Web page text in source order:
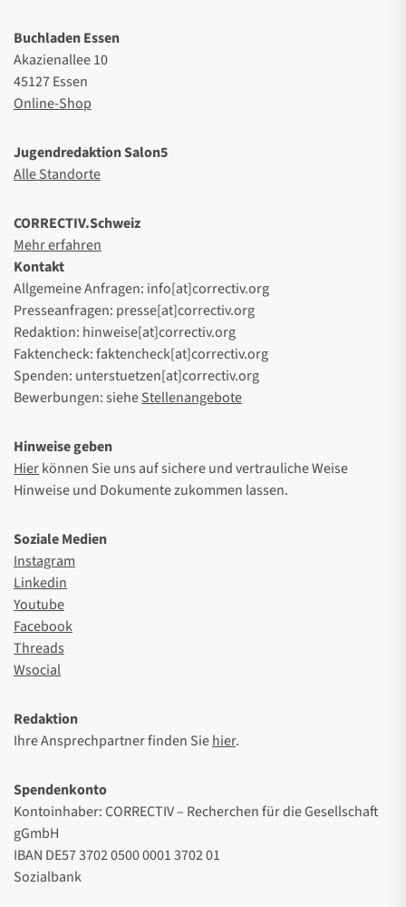
Buchladen Essen
Akazienallee 10
45127 Essen
Online-Shop
Jugendredaktion Salon5
Alle Standorte
CORRECTIV.Schweiz
Mehr erfahren
Kontakt
Allgemeine Anfragen: info[at]correctiv.org
Presseanfragen: presse[at]correctiv.org
Redaktion: hinweise[at]correctiv.org
Faktencheck: faktencheck[at]correctiv.org
Spenden: unterstuetzen[at]correctiv.org
Bewerbungen: sieheStellenangebote
Hinweise geben
Hierkönnen Sie uns auf sichere und vertrauliche Weise
Hinweise und Dokumente zukommen lassen.
Soziale Medien
Instagram
Linkedin
Youtube
Facebook
Threads
Wsocial
Redaktion
Ihre Ansprechpartner finden Siehier.
Spendenkonto
Kontoinhaber: CORRECTIV – Recherchen für die Gesellschaft
gGmbH
IBAN DE57 3702 0500 0001 3702 01
Sozialbank